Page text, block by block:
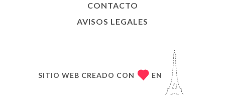
CONTACTO
AVISOS LEGALES
SITIO WEB CREADO CON EN